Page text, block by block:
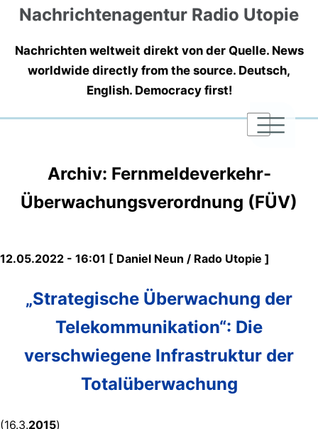
Nachrichtenagentur Radio Utopie
Nachrichten weltweit direkt von der Quelle. News
worldwide directly from the source. Deutsch,
English. Democracy first!
|
|
|
Archiv: Fernmeldeverkehr-
Überwachungsverordnung (FÜV)
12.05.2022 - 16:01 [ Daniel Neun / Rado Utopie ]
„Strategische Überwachung der
Telekommunikation“: Die
verschwiegene Infrastruktur der
Totalüberwachung
(16.3.2015)